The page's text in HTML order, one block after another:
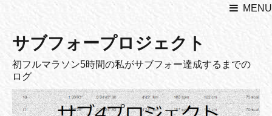
MENU
サブフォープロジェクト
初フルマラソン5時間の私がサブフォー達成するまでの
ログ